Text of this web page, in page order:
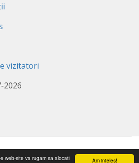
Am inteles!
web-site va rugam sa alocati
vizitatori
2026